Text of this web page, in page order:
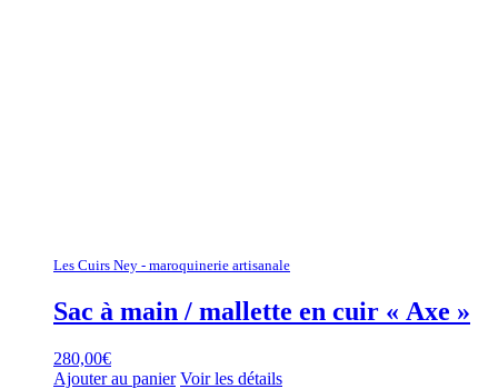
Les Cuirs Ney - maroquinerie artisanale
Sac à main / mallette en cuir « Axe »
280,00€
Ajouter au panier Voir les détails